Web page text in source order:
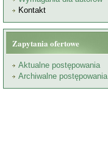
Kontakt
Zapytania ofertowe
Aktualne postępowania
Archiwalne postępowania